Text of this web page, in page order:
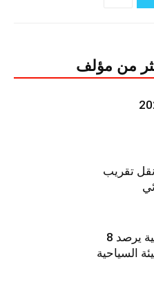
من مؤلف
نقل تقريب
صندوق حماية المناطق السياحية يرصد 8
السياحية